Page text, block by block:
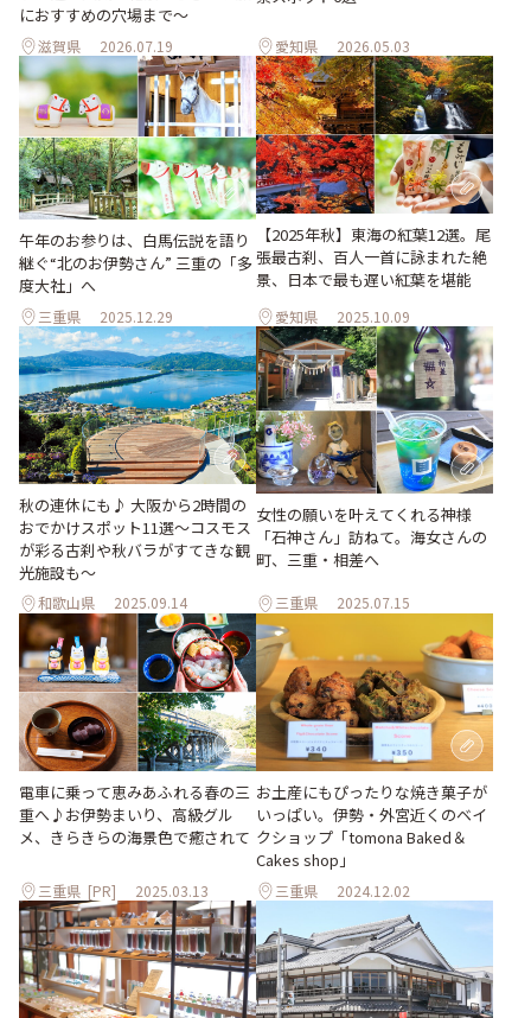
におすすめの穴場まで～
滋賀県 2026.07.19 愛知県 2026.05.03
午年のお参りは、白馬伝説を語り
継ぐ“北のお伊勢さん” 三重の「多
度大社」へ
三重県 2025.12.29
【2025年秋】東海の紅葉12選。尾
張最古刹、百人一首に詠まれた絶
景、日本で最も遅い紅葉を堪能
愛知県 2025.10.09
秋の連休にも♪ 大阪から2時間の
おでかけスポット11選～コスモス
が彩る古刹や秋バラがすてきな観
光施設も～
和歌山県 2025.09.14
女性の願いを叶えてくれる神様
「石神さん」訪ねて。海女さんの
町、三重・相差へ
三重県 2025.07.15
電車に乗って恵みあふれる春の三
重へ♪お伊勢まいり、高級グル
メ、きらきらの海景色で癒されて
三重県 [PR] 2025.03.13
お土産にもぴったりな焼き菓子が
いっぱい。伊勢・外宮近くのベイ
クショップ「tomona Baked＆
Cakes shop」
三重県 2024.12.02